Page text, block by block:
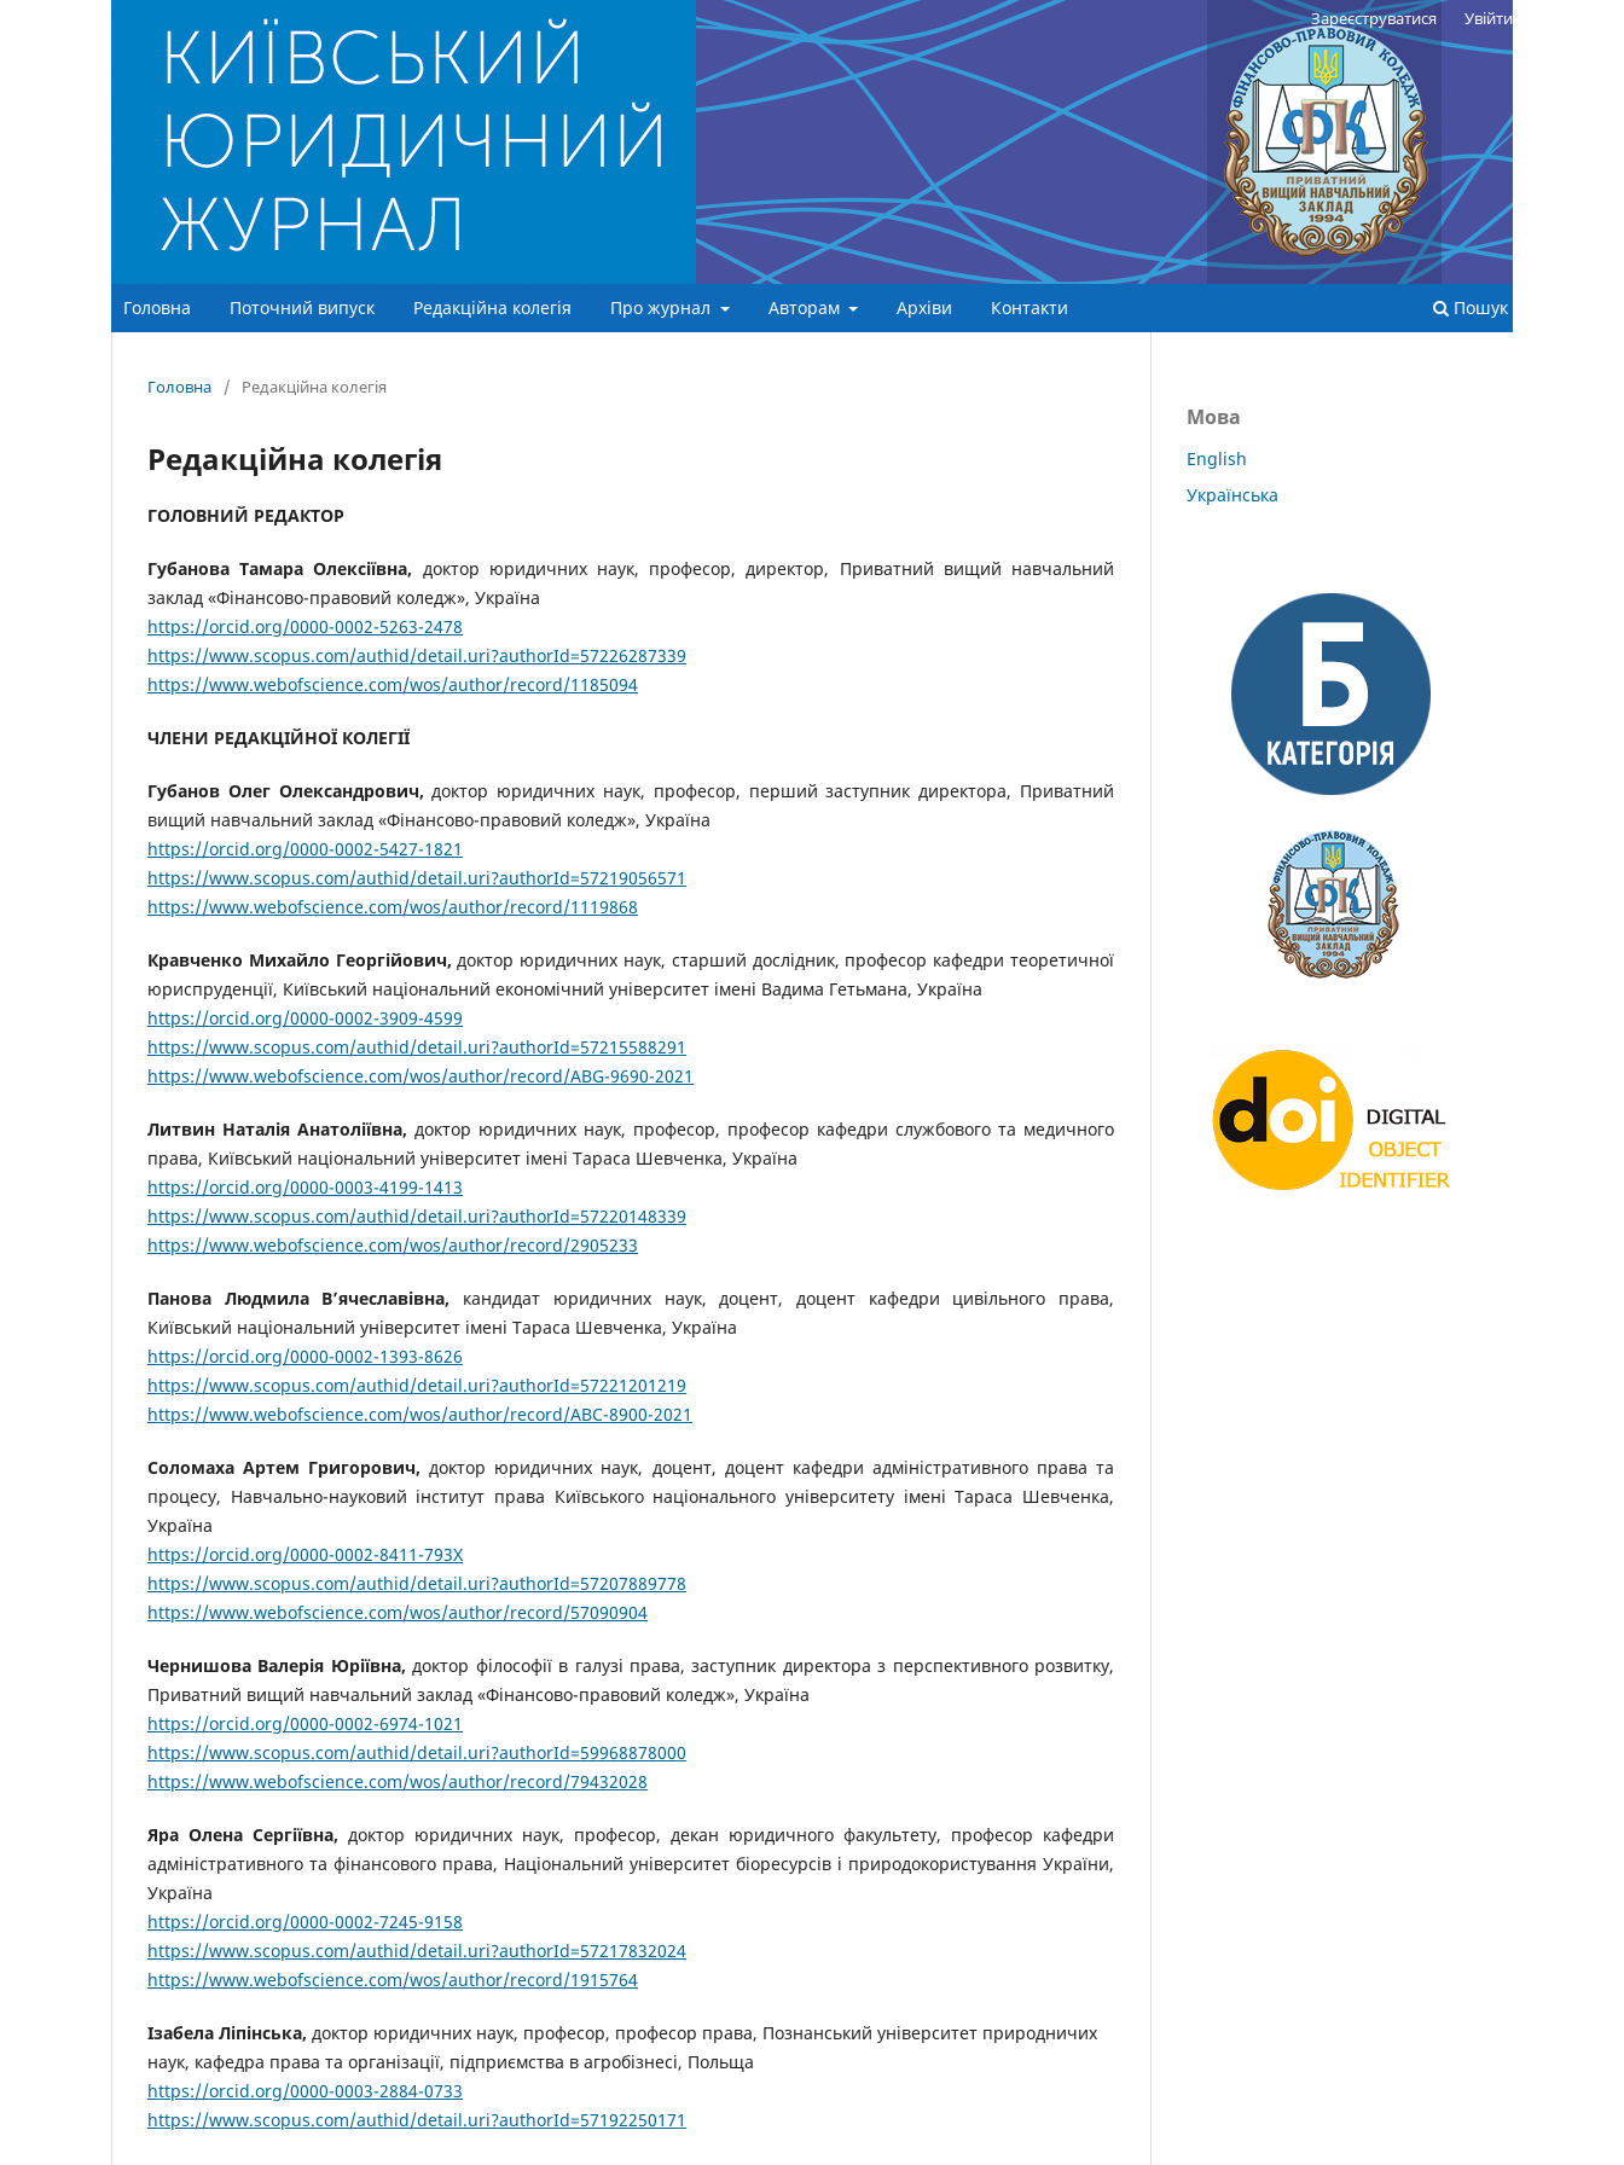
Головна Поточний випуск Редакційна колегія Про журнал Авторам Архіви Контакти Пошук
Зареєструватися Увійти
Головна / Редакційна колегія
Редакційна колегія
ГОЛОВНИЙ РЕДАКТОР
Губанова Тамара Олексіївна, доктор юридичних наук, професор, директор, Приватний вищий навчальний
заклад «Фінансово-правовий коледж», Україна
https://orcid.org/0000-0002-5263-2478
https://www.scopus.com/authid/detail.uri?authorId=57226287339
https://www.webofscience.com/wos/author/record/1185094
ЧЛЕНИ РЕДАКЦІЙНОЇ КОЛЕГІЇ
Губанов Олег Олександрович, доктор юридичних наук, професор, перший заступник директора, Приватний
вищий навчальний заклад «Фінансово-правовий коледж», Україна
https://orcid.org/0000-0002-5427-1821
https://www.scopus.com/authid/detail.uri?authorId=57219056571
https://www.webofscience.com/wos/author/record/1119868
Кравченко Михайло Георгійович, доктор юридичних наук, старший дослідник, професор кафедри теоретичної
юриспруденції, Київський національний економічний університет імені Вадима Гетьмана, Україна
https://orcid.org/0000-0002-3909-4599
https://www.scopus.com/authid/detail.uri?authorId=57215588291
https://www.webofscience.com/wos/author/record/ABG-9690-2021
Литвин Наталія Анатоліївна, доктор юридичних наук, професор, професор кафедри службового та медичного
права, Київський національний університет імені Тараса Шевченка, Україна
https://orcid.org/0000-0003-4199-1413
https://www.scopus.com/authid/detail.uri?authorId=57220148339
https://www.webofscience.com/wos/author/record/2905233
Панова Людмила Вʼячеславівна, кандидат юридичних наук, доцент, доцент кафедри цивільного права,
Київський національний університет імені Тараса Шевченка, Україна
https://orcid.org/0000-0002-1393-8626
https://www.scopus.com/authid/detail.uri?authorId=57221201219
https://www.webofscience.com/wos/author/record/ABC-8900-2021
Соломаха Артем Григорович, доктор юридичних наук, доцент, доцент кафедри адміністративного права та
процесу, Навчально-науковий інститут права Київського національного університету імені Тараса Шевченка,
Україна
https://orcid.org/0000-0002-8411-793X
https://www.scopus.com/authid/detail.uri?authorId=57207889778
https://www.webofscience.com/wos/author/record/57090904
Чернишова Валерія Юріївна, доктор філософії в галузі права, заступник директора з перспективного розвитку,
Приватний вищий навчальний заклад «Фінансово-правовий коледж», Україна
https://orcid.org/0000-0002-6974-1021
https://www.scopus.com/authid/detail.uri?authorId=59968878000
https://www.webofscience.com/wos/author/record/79432028
Яра Олена Сергіївна, доктор юридичних наук, професор, декан юридичного факультету, професор кафедри
адміністративного та фінансового права, Національний університет біоресурсів і природокористування України,
Україна
https://orcid.org/0000-0002-7245-9158
https://www.scopus.com/authid/detail.uri?authorId=57217832024
https://www.webofscience.com/wos/author/record/1915764
Ізабела Ліпінська, доктор юридичних наук, професор, професор права, Познанський університет природничих
наук, кафедра права та організації, підприємства в агробізнесі, Польща
https://orcid.org/0000-0003-2884-0733
https://www.scopus.com/authid/detail.uri?authorId=57192250171
Мова
English
Українська